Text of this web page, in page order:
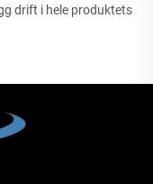
drift i hele produktets